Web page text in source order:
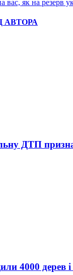
вас, як на резерв
АВТОРА
ДТП
4000 дерев і